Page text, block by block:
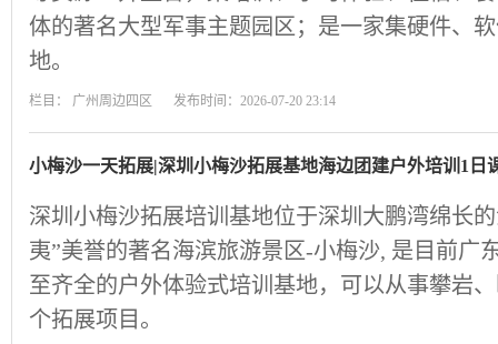
体的著名大型军事主题园区；是一家集硬件、
地。
栏目： 广州周边四区 发布时间：2026-07-20 23:14
小梅沙一天拓展|深圳小梅沙拓展基地海边团建户外培训1日
深圳小梅沙拓展培训基地位于深圳大鹏湾绵长
夷”美誉的著名海滨旅游景区-小梅沙, 是目前广
至齐全的户外体验式培训基地，可以从事攀岩
个拓展项目。